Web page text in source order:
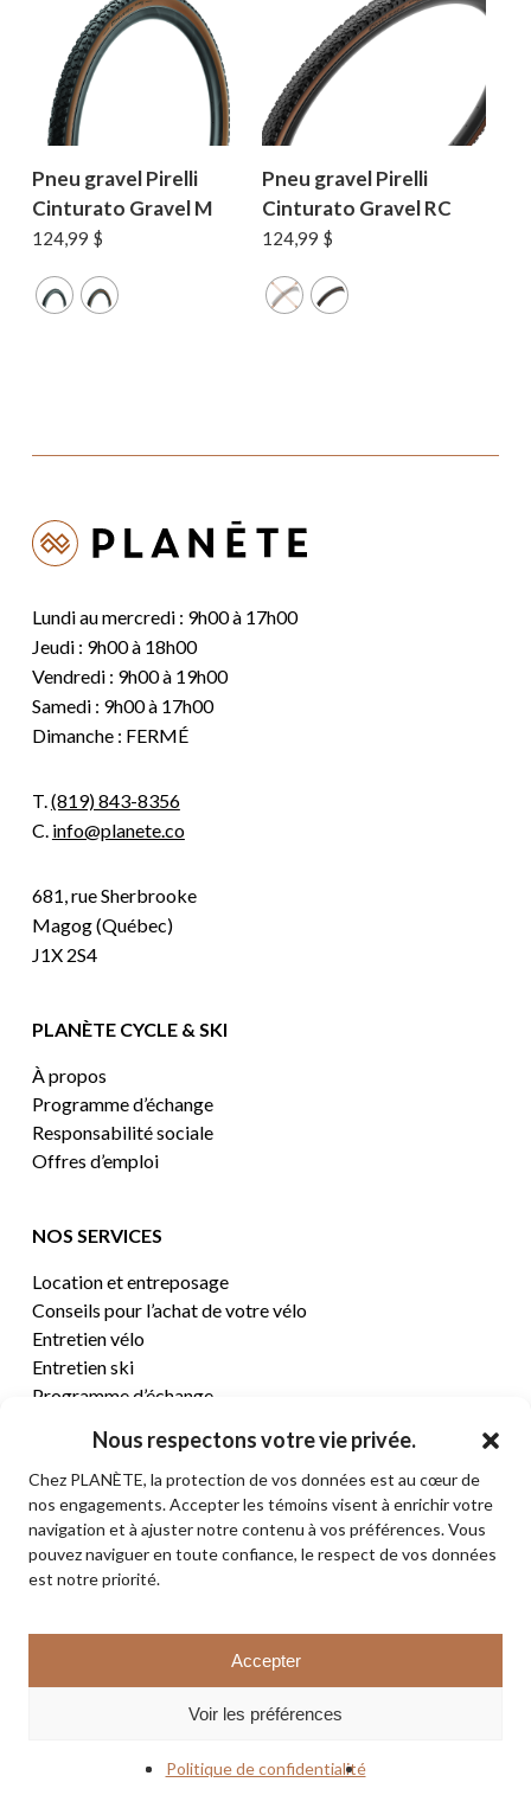
Nous respectons votre vie privée.
Chez PLANÈTE, la protection de vos données est au cœur de
nos engagements. Accepter les témoins visent à enrichir votre
navigation et à ajuster notre contenu à vos préférences. Vous
pouvez naviguer en toute confiance, le respect de vos données
est notre priorité.
Accepter
Voir les préférences
Politique de confidentialité
Sous-total: 0,00$
VOIR LE PANIER
Pneu gravel Pirelli
Cinturato Gravel M
124,99 $
Pneu gravel Pirelli
Cinturato Gravel RC
124,99 $
Lundi au mercredi : 9h00 à 17h00
Jeudi : 9h00 à 18h00
Vendredi : 9h00 à 19h00
Samedi : 9h00 à 17h00
Dimanche : FERMÉ
T.(819) 843-8356
C. info@planete.co
681, rue Sherbrooke
Magog (Québec)
J1X 2S4
PLANÈTE CYCLE & SKI
À propos
Programme d’échange
Responsabilité sociale
Offres d’emploi
NOS SERVICES
Location et entreposage
Conseils pour l’achat de votre vélo
Entretien vélo
Entretien ski
Programme d’échange
CENTRE D’AIDE
Termes et conditions de vente
Retours et remboursements
Politique de confidentialité
© 2026 PLANÈTE CYCLE & SKI. Tous droits réservés.